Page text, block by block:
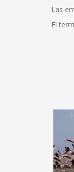
Las
El